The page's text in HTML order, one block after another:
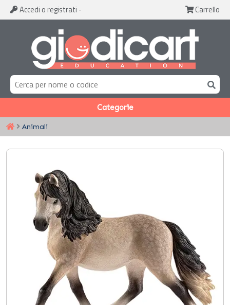
Accedi o registrati - Carrello
Categorie
Animali